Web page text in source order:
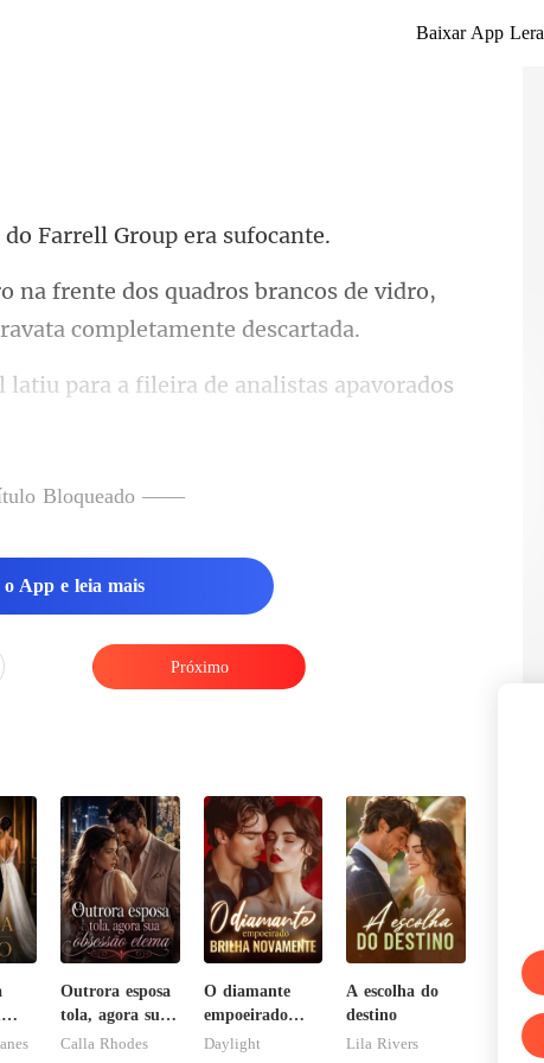
Baixar App Lera
do Farre
os quadros brancos de vidro,
a fileira de analistas apavorados
Bloqueado ——
o App e leia mais
Próximo
Outrora esposa
tola, agora sua
obsessão eterna
Calla Rhodes
O diamante
empoeirado
brilha
Daylight
A escolha do
destino
Lila Rivers